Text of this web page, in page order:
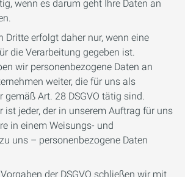
wenn es darum geht Ihre Daten an
Dritte erfolgt daher nur, wenn eine
die Verarbeitung gegeben ist.
wir personenbezogene Daten an
weiter, die für uns als
gemäß Art. 28 DSGVO tätig sind.
ist jeder, der in unserem Auftrag für uns
in einem Weisungs- und
uns – personenbezogene Daten
der DSGVO schließen wir mit